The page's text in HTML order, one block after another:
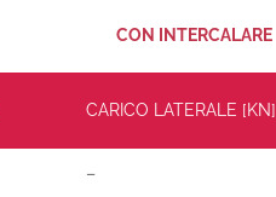
CON INTERCALARE
CARICO LATERALE [KN]
–